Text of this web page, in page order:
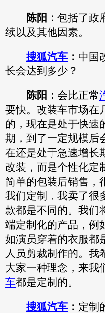
陈阳： 包括了政
续以及其他因素。
搜狐汽车 ： 中国
长会达到多少？
陈阳： 会比正常
要快。改装车市场在
的，现在是处于快速
期，到了一定规模后
在还是处于急速增长
改装，而是个性化定
简单的包装后销售，
我们定制，我卖了很
款都是不同的。我们
端定制化的产品，例
如演员穿着的衣服都
人员剪裁制作的。我
大家一种理念，来我
车都是定制的。
搜狐汽车 ： 定制